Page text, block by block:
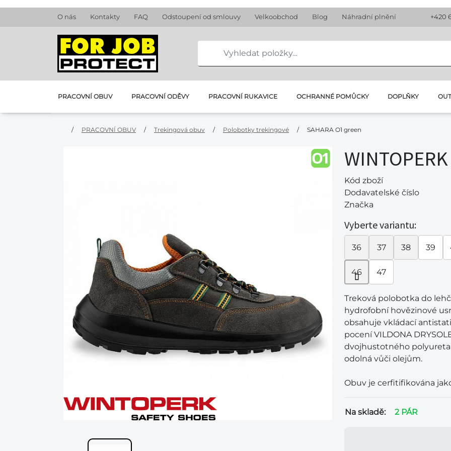
O nás Kontakty FAQ Odstoupení od smlouvy Velkoobchod Blog Náhradní plnění +420
PRACOVNÍ OBUV PRACOVNÍ ODĚVY PRACOVNÍ RUKAVICE OCHRANNÉ POMŮCKY DOPLŇKY
/ PRACOVNÍ OBUV / Trekingová obuv / Polobotky trekingové / SAHARA O1 green
Kód zboží
Dodavatelské číslo
Značka
Vyberte variantu:
36 37 38 39
46 47
Treková polobotka do
hydrofobní hovězinové
obsahuje vkládací
pocení VILDONA
dvojhustotného
odolná vůči olejům.
Obuv je cerfitifikována
Na skladě: 2 PÁR